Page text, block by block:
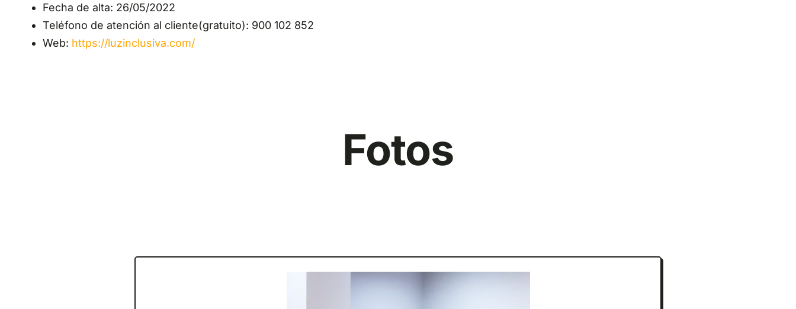
Fecha de alta: 26/05/2022
Teléfono de atención al cliente(gratuito): 900 102 852
Web: https://luzinclusiva.com/
Fotos